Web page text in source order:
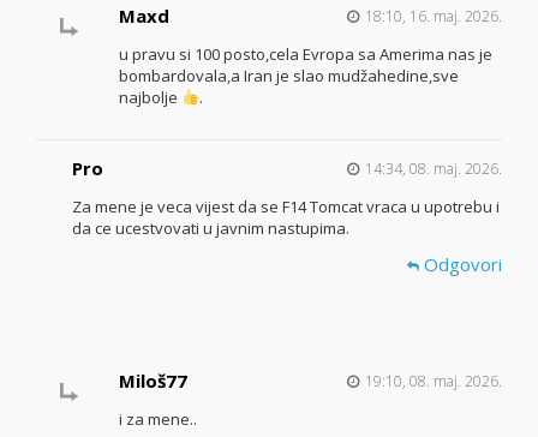
Maxd 18:10, 16. maj. 2026.
u pravu si 100 posto,cela Evropa sa Amerima nas je
bombardovala,a Iran je slao mudžahedine,sve
najbolje
.
Pro 14:34, 08. maj. 2026.
Za mene je veca vijest da se F14 Tomcat vraca u upotrebu i
da ce ucestvovati u javnim nastupima.
Odgovori
Miloš77 19:10, 08. maj. 2026.
i za mene..